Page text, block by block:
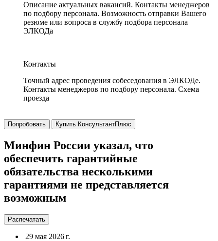
Описание актуальных вакансий. Контакты менеджеров
по подбору персонала. Возможность отправки Вашего
резюме или вопроса в службу подбора персонала
ЭЛКОДа
Контакты
Точный адрес проведения собеседования в ЭЛКОДе.
Контакты менеджеров по подбору персонала. Схема
проезда
Попробовать Купить КонсультантПлюс
Минфин России указал, что
обеспечить гарантийные
обязательства несколькими
гарантиями не представляется
возможным
Распечатать
29 мая 2026 г.